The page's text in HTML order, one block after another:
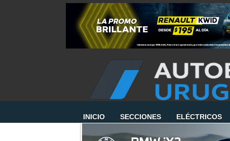
INICIO SECCIONES ELÉCTRICOS